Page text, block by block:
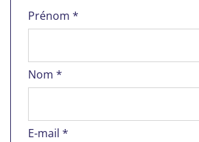
Prénom *
Nom *
E-mail *